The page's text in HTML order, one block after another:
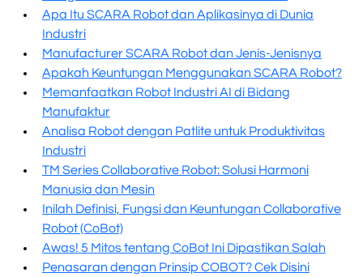
Apa Itu SCARA Robot dan Aplikasinya di Dunia
Industri
Manufacturer SCARA Robot dan Jenis-Jenisnya
Apakah Keuntungan Menggunakan SCARA Robot?
Memanfaatkan Robot Industri AI di Bidang
Manufaktur
Analisa Robot dengan Patlite untuk Produktivitas
Industri
TM Series Collaborative Robot: Solusi Harmoni
Manusia dan Mesin
Inilah Definisi, Fungsi dan Keuntungan Collaborative
Robot (CoBot)
Awas! 5 Mitos tentang CoBot Ini Dipastikan Salah
Penasaran dengan Prinsip COBOT? Cek Disini